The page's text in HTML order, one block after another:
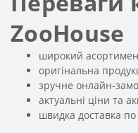
ZooHouse
широкий
оригінальна
зручне онлайн-
актуальні ціни та
швидка доставка по